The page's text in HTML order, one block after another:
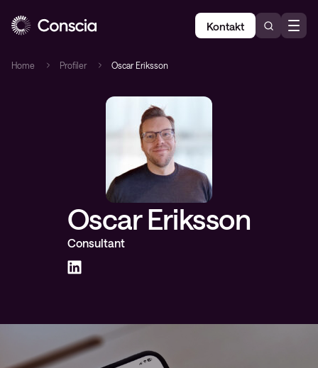
Kontakt
Home Profiler Oscar Eriksson
Oscar Eriksson
Consultant